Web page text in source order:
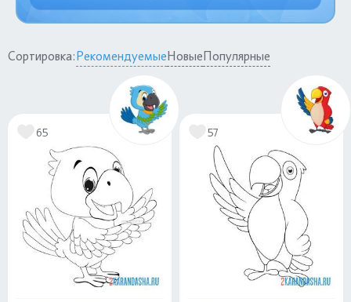
Сортировка:РекомендуемыеНовыеПопулярные
65 57